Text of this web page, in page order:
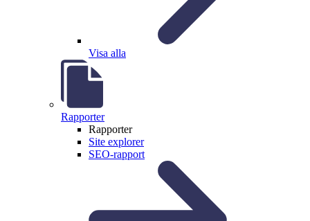
Visa alla
Rapporter
Rapporter
Site explorer
SEO-rapport